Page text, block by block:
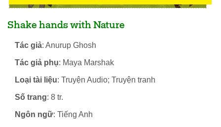
Shake hands with Nature
Tác giả: Anurup Ghosh
Tác giả phụ: Maya Marshak
Loại tài liệu: Truyện Audio; Truyện tranh
Số trang: 8 tr.
Ngôn ngữ: Tiếng Anh